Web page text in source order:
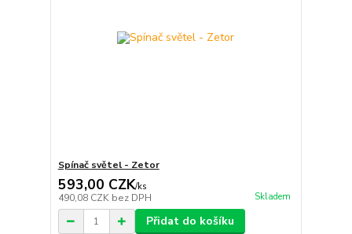
Spínač světel - Zetor
593,00 CZK/ks
490,08 CZK bez DPH Skladem
Přidat do košíku